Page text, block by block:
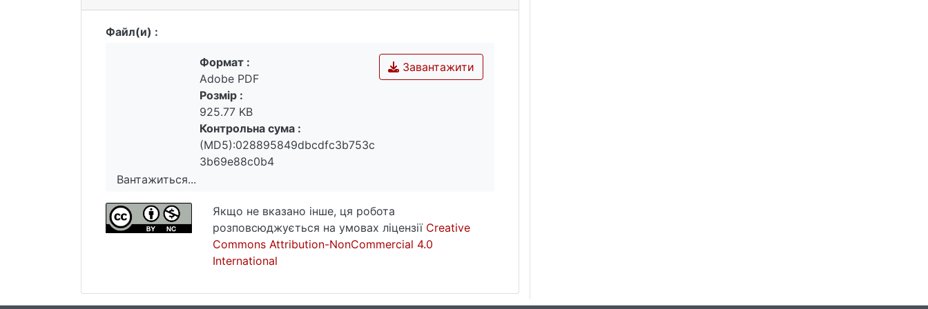
Файл(и) :
Вантажиться...
Вантажиться...
Завантажити
Формат :
Adobe PDF
Розмір :
925.77 KB
Контрольна сума :
(MD5):028895849dbcdfc3b753c
3b69e88c0b4
Якщо не вказано інше, ця робота
розповсюджується на умовах ліцензії Creative
Commons Attribution-NonCommercial 4.0
International